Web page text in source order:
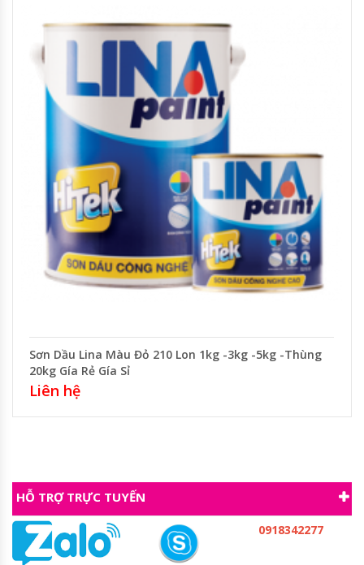
Sơn Dầu Lina Màu Đỏ 210 Lon 1kg -3kg -5kg -Thùng
20kg Gía Rẻ Gía Sỉ
Liên hệ
HỖ TRỢ TRỰC TUYẾN
0918342277